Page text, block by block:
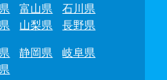
富山県
石川県
山梨県
長野県
静岡県
岐阜県